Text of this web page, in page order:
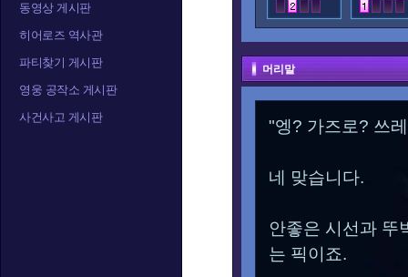
동영상 게시판
히어로즈 역사관
파티찾기 게시판
영웅 공작소 게시판
사건사고 게시판
머리말
"엥? 가즈로? 쓰
네 맞습니다.
안좋은 시선과 뚜
는 픽이죠.